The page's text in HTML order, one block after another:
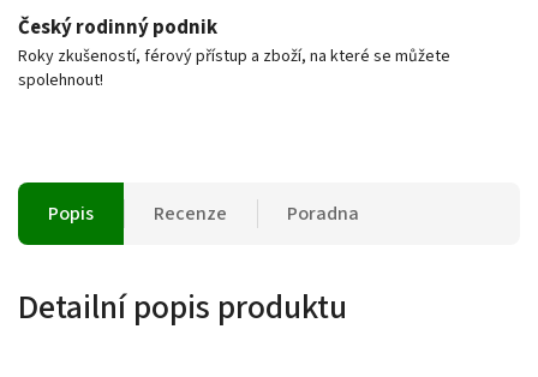
Český rodinný podnik
Roky zkušeností, férový přístup a zboží, na které se můžete
spolehnout!
Popis Recenze Poradna
Detailní popis produktu